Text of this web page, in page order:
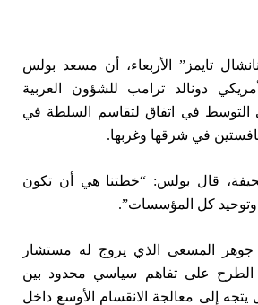
تايمز” الأربعاء، ⁠أن ‌مسعد بولس
‌دونالد ترامب للشؤون العربية
التوسط في اتفاق لتقاسم السلطة في
‌في شرقها وغربها.
قال بولس: “خطتنا هي أن ‌تكون
كل المؤسسات”.
جوهر المسعى الذي يروج له مستشار
الطرح على تفاهم سياسي محدود بين
إلى معالجة الانقسام الأوسع داخل